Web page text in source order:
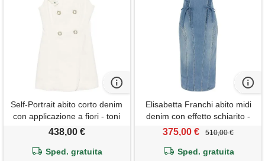
Self-Portrait abito corto denim
con applicazione a fiori - toni
neutri
438,00 €
Sped. gratuita
Elisabetta Franchi abito midi
denim con effetto schiarito -
blu
375,00 € 510,00 €
Sped. gratuita